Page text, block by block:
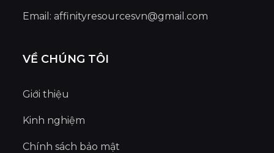
Email:affinityresourcesvn@gmail.com
VỀ CHÚNG TÔI
Giới thiệu
Kinh nghiệm
Chính sách bảo mật